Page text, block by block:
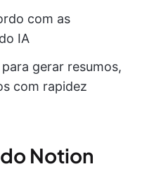
com as
IA
gerar resumos,
com rapidez
Notion